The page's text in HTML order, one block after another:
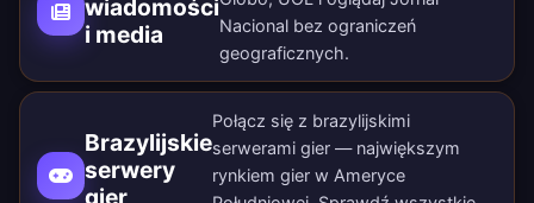
wiadomości
i media
Nacional bez ograniczeń
geograficznych.
Brazylijskie
serwery
Połącz się z brazylijskimi
serwerami gier — największym
rynkiem gier w Ameryce